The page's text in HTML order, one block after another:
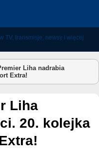
Liha nadrabia
Extra!
20. kolejka